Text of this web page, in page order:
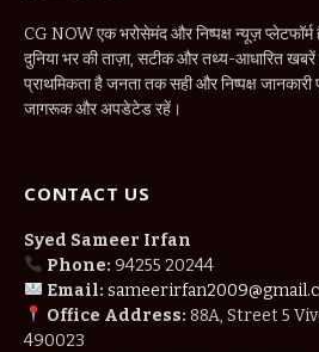
CG NOW एक भरोसेमंद और निष्पक्ष न्यूज़
दुनिया भर की ताज़ा, सटीक और तथ्य-आधारित खबरें
प्राथमिकता है जनता तक सही और निष्पक्ष
जागरूक और अपडेटेड रहें।
CONTACT US
Syed Sameer Irfan
Phone: 94255 20244
Email:
Office Address: 88A, Street 5
490023